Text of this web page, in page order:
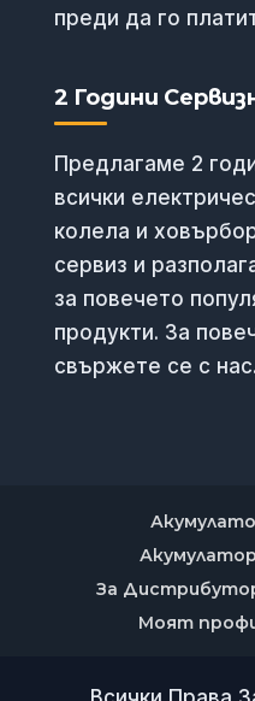
преди да го
2 Години
Предлагаме 2
всички
колела и
сервиз и
за повечето
продукти. За
свържете се с нас.
За
Моят